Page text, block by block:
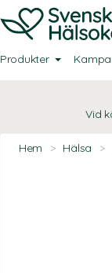
Produkter
Vid
Hem > Hälsa >